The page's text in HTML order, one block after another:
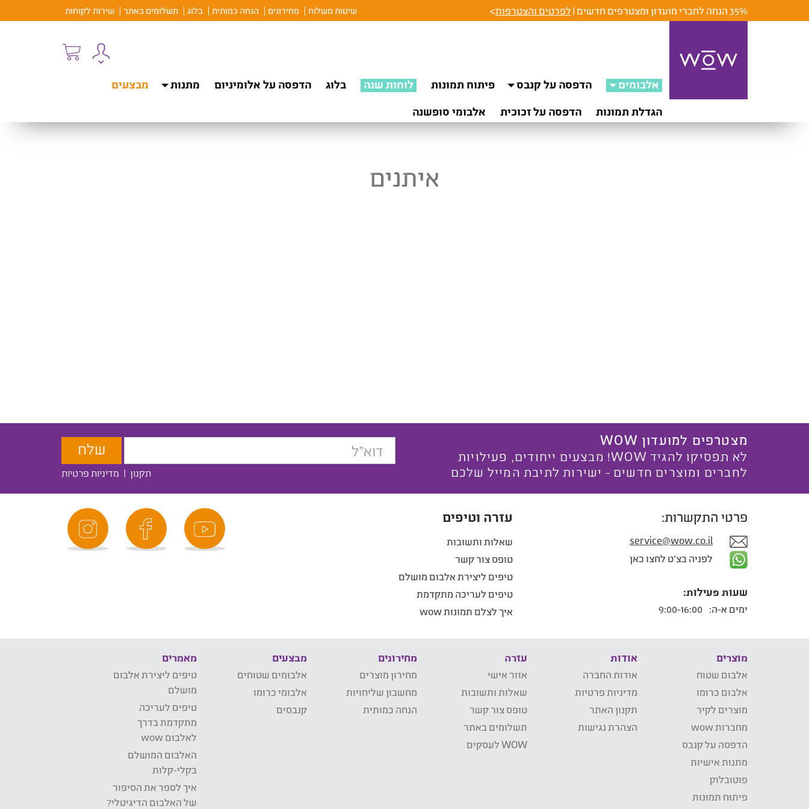
35% הנחה לחברי מועדון ומצטרפים חדשים | לפרטים והצטרפות> שיטות משלוח מחירונים הנחה כמותית בלוג תשלומים באתר שירות לקוחות
אלבומים הדפסה על קנבס פיתוח תמונות לוחות שנה בלוג הדפסה על אלומיניום מתנות
מבצעים
הגדלת תמונות
הדפסה על זכוכית אלבומי סופשנה
איתנים
מצטרפים למועדון WOW
לא תפסיקו להגיד WOW! מבצעים ייחודים, פעילויות
לחברים ומוצרים חדשים - ישירות לתיבת המייל שלכם
תקנון | מדיניות פרטיות
פרטי התקשרות:
service@wow.co.il
לפניה בצ'ט לחצו כאן
שעות פעילות:
ימים א-ה:
עזרה וטיפים
שאלות ותשובות
טופס צור קשר
טיפים ליצירת אלבום מושלם
טיפים לעריכה מתקדמת
איך לצלם תמונות wow
מוצרים
אלבום שטוח
אלבום כרומו
מוצרים לקיר
מחברות wow
הדפסה על קנבס
מתנות אישיות
פוטובלוק
פיתוח תמונות
אודות
אודות החברה
מדיניות פרטיות
תקנון האתר
הצהרת נגישות
עזרה
אזור אישי
שאלות ותשובות
טופס צור קשר
תשלומים באתר
WOW לעסקים
מחירונים
מחירון מוצרים
מחשבון שליחויות
הנחה כמותית
מבצעים
אלבומים שטוחים
אלבומי כרומו
קנבסים
מאמרים
טיפים ליצירת אלבום
מושלם
טיפים לעריכה
מתקדמת בדרך
לאלבום wow
האלבום המושלם
בקלי-קלות
איך לספר את הסיפור
של האלבום הדיגיטלי?